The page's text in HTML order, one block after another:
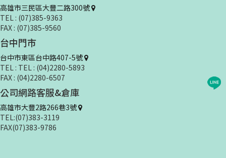
高雄市三民區大豐二路300號
TEL : (07)385-9363
FAX : (07)385-9560
台中門市
台中市東區台中路407-5號
TEL : TEL : (04)2280-5893
FAX : (04)2280-6507
公司網路客服&倉庫
高雄市大豐2路266巷3號
TEL:(07)383-3119
FAX(07)383-9786